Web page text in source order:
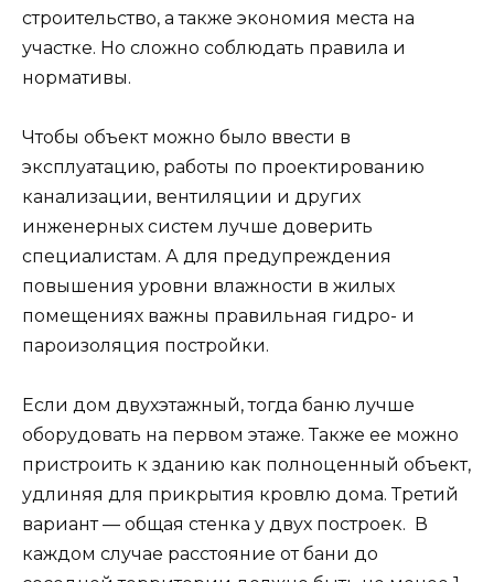
строительство, а также экономия места на
участке. Но сложно соблюдать правила и
нормативы.
Чтобы объект можно было ввести в
эксплуатацию, работы по проектированию
канализации, вентиляции и других
инженерных систем лучше доверить
специалистам. А для предупреждения
повышения уровни влажности в жилых
помещениях важны правильная гидро- и
пароизоляция постройки.
Если дом двухэтажный, тогда баню лучше
оборудовать на первом этаже. Также ее можно
пристроить к зданию как полноценный объект,
удлиняя для прикрытия кровлю дома. Третий
вариант — общая стенка у двух построек. В
каждом случае расстояние от бани до